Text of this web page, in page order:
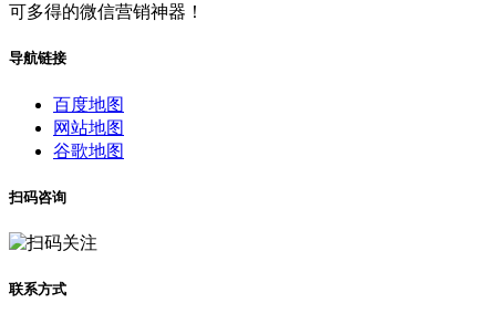
可多得的微信营销神器！
导航链接
百度地图
网站地图
谷歌地图
扫码咨询
联系方式